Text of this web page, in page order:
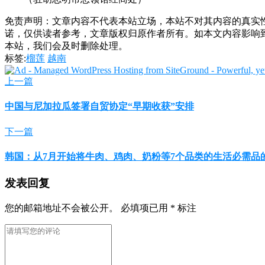
免责声明：文章内容不代表本站立场，本站不对其内容的真
诺，仅供读者参考，文章版权归原作者所有。如本文内容影
本站，我们会及时删除处理。
标签:榴莲 越南
上一篇
中国与尼加拉瓜签署自贸协定“早期收获”安排
下一篇
韩国：从7月开始将牛肉、鸡肉、奶粉等7个品类的生活必需品
发表回复
您的邮箱地址不会被公开。 必填项已用 * 标注